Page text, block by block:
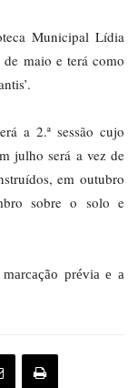
Municipal Lídia
maio e terá como
a 2.ª sessão cujo
julho será a vez de
em outubro
sobre o solo e
prévia e a